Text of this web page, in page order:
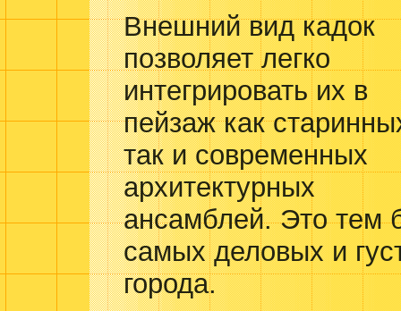
Внешний вид кадок
позволяет легко
интегрировать их в
пейзаж как
так и современных
архитектурных
ансамблей. Это тем
самых деловых и
города.